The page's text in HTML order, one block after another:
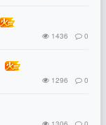
1436 0
1296 0